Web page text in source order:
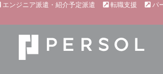
エンジニア派遣・紹介予定派遣 転職支援 パ